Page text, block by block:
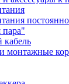
пара"
кабель
монтажные